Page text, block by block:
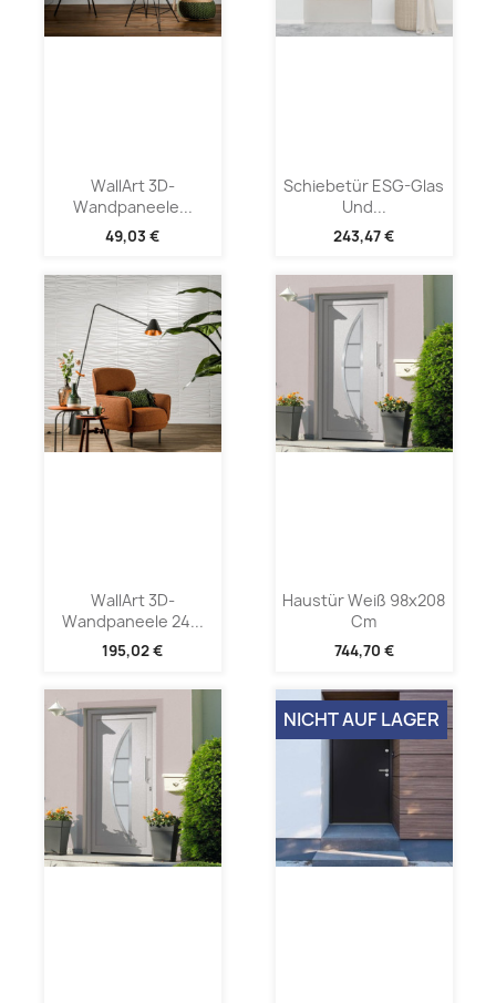
WallArt 3D-
Wandpaneele...
49,03 €
Schiebetür ESG-Glas
Und...
243,47 €
WallArt 3D-
Wandpaneele 24...
195,02 €
Haustür Weiß 98x208
Cm
744,70 €
NICHT AUF LAGER